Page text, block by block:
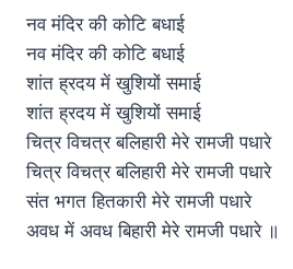
नव मंदिर की कोटि बधाई
नव मंदिर की कोटि बधाई
शांत ह्रदय में खुशियों समाई
शांत ह्रदय में खुशियों समाई
चित्र विचत्र बलिहारी मेरे रामजी पधारे
चित्र विचत्र बलिहारी मेरे रामजी पधारे
संत भगत हितकारी मेरे रामजी पधारे
अवध में अवध बिहारी मेरे रामजी पधारे ॥